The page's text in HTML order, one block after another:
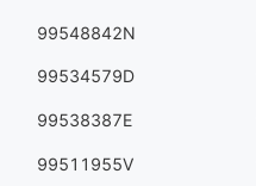
99548842N
99534579D
99538387E
99511955V